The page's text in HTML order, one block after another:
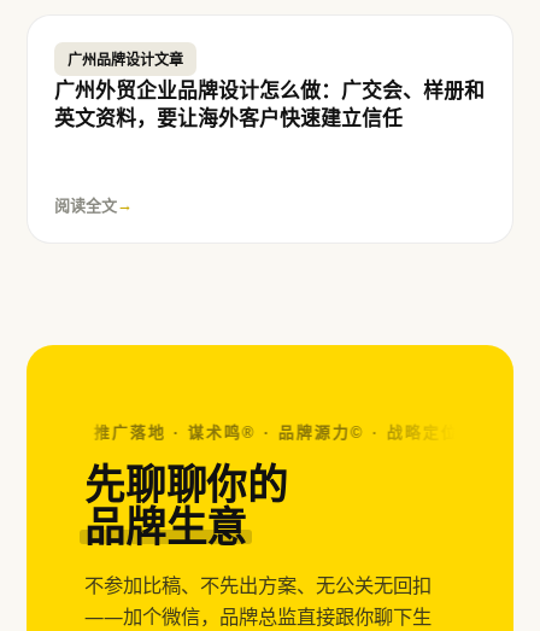
广州品牌设计文章
广州外贸企业品牌设计怎么做：广交会、样册和
英文资料，要让海外客户快速建立信任
阅读全文→
设计 · 推广落地 · 谋术鸣® · 品牌源力© · 战略定位 · 视觉设
先聊聊你的
品牌生意
不参加比稿、不先出方案、无公关无回扣
——加个微信，品牌总监直接跟你聊下生